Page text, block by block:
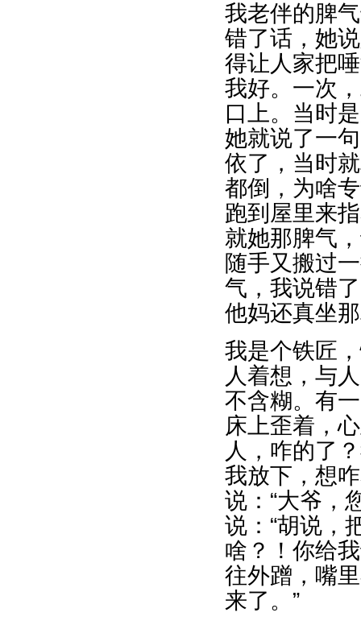
我老伴的脾
错了话，她
得让人家把
我好。一次
口上。当时
她就说了一
依了，当时
都倒，为啥
跑到屋里来
就她那脾气
随手又搬过
气，我说错
他妈还真坐
我是个铁匠
人着想，与
不含糊。有
床上歪着，
人，咋的了
我放下，想
说：“大爷，
说：“胡说，
啥？！你给
往外蹭，嘴
来了。”